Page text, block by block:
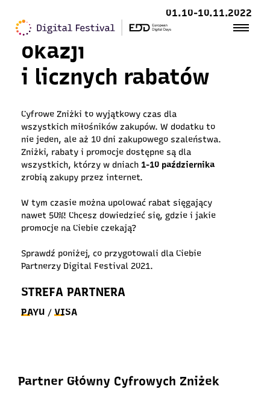
01.10-10.11.2022
Skorzystaj z super
okazji
i licznych rabatów
Cyfrowe Zniżki to wyjątkowy czas dla
wszystkich miłośników zakupów. W dodatku to
nie jeden, ale aż 10 dni zakupowego szaleństwa.
Zniżki, rabaty i promocje dostępne są dla
wszystkich, którzy w dniach 1-10 października
zrobią zakupy przez internet.
W tym czasie można upolować rabat sięgający
nawet 50%! Chcesz dowiedzieć się, gdzie i jakie
promocje na Ciebie czekają?
Sprawdź poniżej, co przygotowali dla Ciebie
Partnerzy Digital Festival 2021.
STREFA PARTNERA
PAYU / VISA
Partner Główny Cyfrowych Zniżek